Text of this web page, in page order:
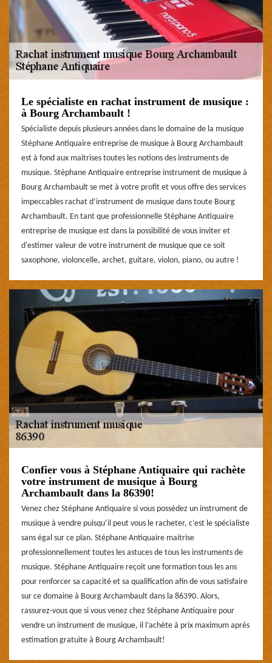
Le spécialiste en rachat instrument de musique :
à Bourg Archambault !
Spécialiste depuis plusieurs années dans le domaine de la musique
Stéphane Antiquaire entreprise de musique à Bourg Archambault
est à fond aux maitrises toutes les notions des instruments de
musique. Stéphane Antiquaire entreprise instrument de musique à
Bourg Archambault se met à votre profit et vous offre des services
impeccables rachat d’instrument de musique dans toute Bourg
Archambault. En tant que professionnelle Stéphane Antiquaire
entreprise de musique est dans la possibilité de vous inviter et
d'estimer valeur de votre instrument de musique que ce soit
saxophone, violoncelle, archet, guitare, violon, piano, ou autre !
Confier vous à Stéphane Antiquaire qui rachète
votre instrument de musique à Bourg
Archambault dans la 86390!
Venez chez Stéphane Antiquaire si vous possédez un instrument de
musique à vendre puisqu’il peut vous le racheter, c’est le spécialiste
sans égal sur ce plan. Stéphane Antiquaire maitrise
professionnellement toutes les astuces de tous les instruments de
musique. Stéphane Antiquaire reçoit une formation tous les ans
pour renforcer sa capacité et sa qualification afin de vous satisfaire
sur ce domaine à Bourg Archambault dans la 86390. Alors,
rassurez-vous que si vous venez chez Stéphane Antiquaire pour
vendre un instrument de musique, il l’achète à prix maximum après
estimation gratuite à Bourg Archambault!